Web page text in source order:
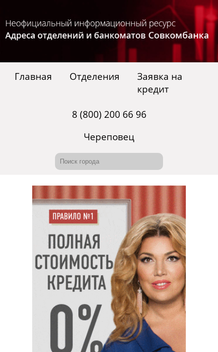
Главная Отделения
Заявка на
кредит
8 (800) 200 66 96
Череповец